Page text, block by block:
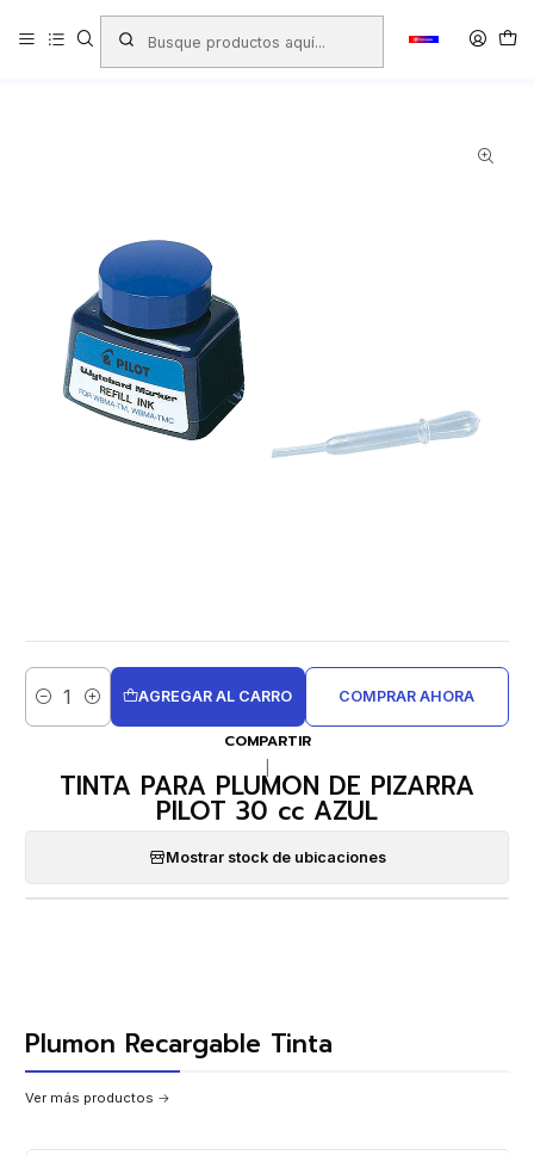
Productos LIBRERIA
Plumones Permanentes - Pizarra - Oleo Plumones de Pizarra
Plumon Recargable Tinta
Cantidad
AGREGAR AL CARRO COMPRAR AHORA
COMPARTIR
TINTA PARA PLUMON DE PIZARRA
PILOT 30 cc AZUL
Mostrar stock de ubicaciones
Plumon Recargable Tinta
Ver más productos